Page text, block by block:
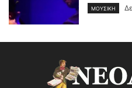
ΜΟΥΣΙΚΗ